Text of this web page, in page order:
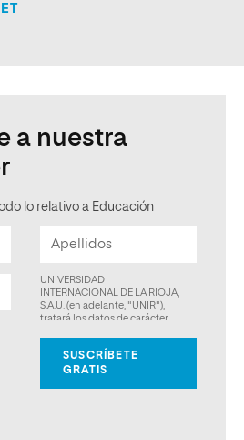
a nuestra
lo relativo a Educación